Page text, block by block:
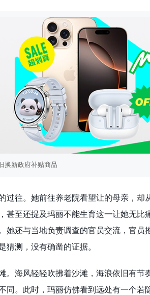
换新政府补贴商品
过往。她前往养老院看望让的母亲，却
甚至还提及玛丽不能生育这一让她无比
她还与当地负责调查的官员交流，官员
测，没有确凿的证据。
。海风轻轻吹拂着沙滩，海浪依旧有节
同。此时，玛丽仿佛看到远处有一个若